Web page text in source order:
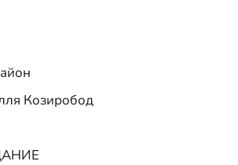
Козиробод